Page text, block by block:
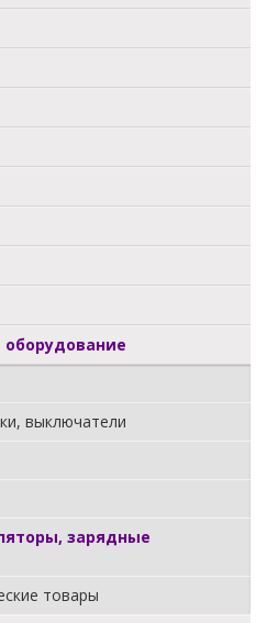
оборудование
выключатели
зарядные
товары